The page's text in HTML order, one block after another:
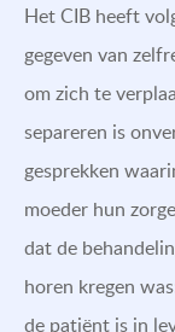
Het CIB heeft
gegeven van
om zich te
separeren is
gesprekken
moeder hun
dat de
horen kregen
de patiënt is in